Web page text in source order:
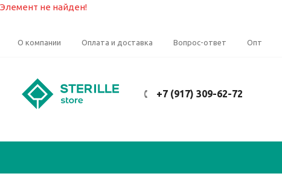
Элемент не найден!
О компании Оплата и доставка Вопрос-ответ Опт
+7 (917) 309-62-72